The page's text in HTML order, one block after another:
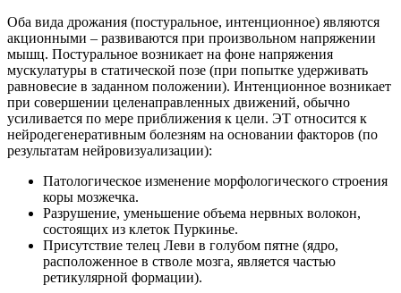
Оба вида дрожания (постуральное, интенционное) являются
акционными – развиваются при произвольном напряжении
мышц. Постуральное возникает на фоне напряжения
мускулатуры в статической позе (при попытке удерживать
равновесие в заданном положении). Интенционное возникает
при совершении целенаправленных движений, обычно
усиливается по мере приближения к цели. ЭТ относится к
нейродегенеративным болезням на основании факторов (по
результатам нейровизуализации):
Патологическое изменение морфологического строения
коры мозжечка.
Разрушение, уменьшение объема нервных волокон,
состоящих из клеток Пуркинье.
Присутствие телец Леви в голубом пятне (ядро,
расположенное в стволе мозга, является частью
ретикулярной формации).